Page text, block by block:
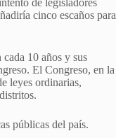
cinco escaños para
10 años y sus
El Congreso, en la
leyes ordinarias,
públicas del país.